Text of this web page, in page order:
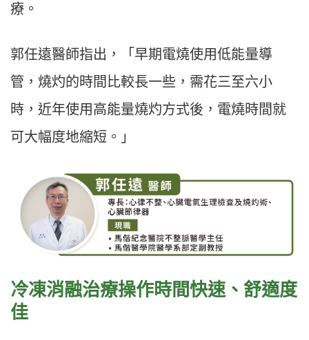
療。
郭任遠醫師指出，「早期電燒使用低能量導
管，燒灼的時間比較長一些，需花三至六小
時，近年使用高能量燒灼方式後，電燒時間就
可大幅度地縮短。」
冷凍消融治療操作時間快速、舒適度
佳